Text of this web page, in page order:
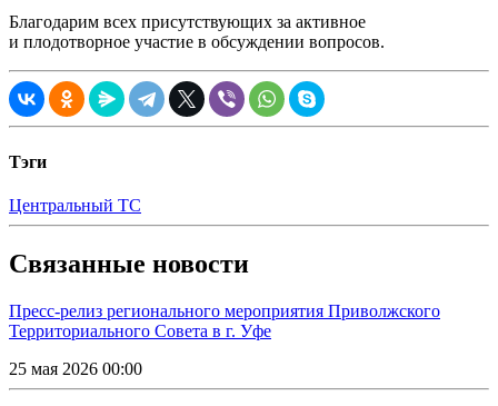
Благодарим всех присутствующих за активное
и плодотворное участие в обсуждении вопросов.
Тэги
Центральный ТС
Связанные новости
Пресс-релиз регионального мероприятия Приволжского
Территориального Совета в г. Уфе
25 мая 2026 00:00